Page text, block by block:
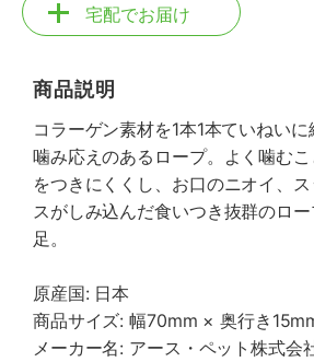
宅配でお届け
商品説明
コラーゲン素材を1本1本ていねい
噛み応えのあるロープ。よく噛む
をつきにくくし、お口のニオイ、
スがしみ込んだ食いつき抜群のロ
足。
原産国: 日本
商品サイズ: 幅70mm × 奥行き
メーカー名: アース・ペット株式会